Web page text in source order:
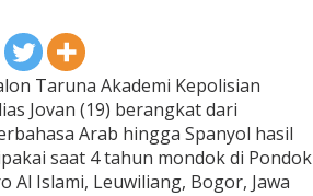
Taruna Akademi Kepolisian
Jovan (19) berangkat dari
Arab hingga Spanyol hasil
saat 4 tahun mondok di Pondok
Al Islami, Leuwiliang, Bogor, Jawa